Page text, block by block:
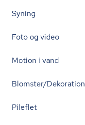
Syning
Foto og video
Motion i vand
Blomster/Dekoration
Pileflet